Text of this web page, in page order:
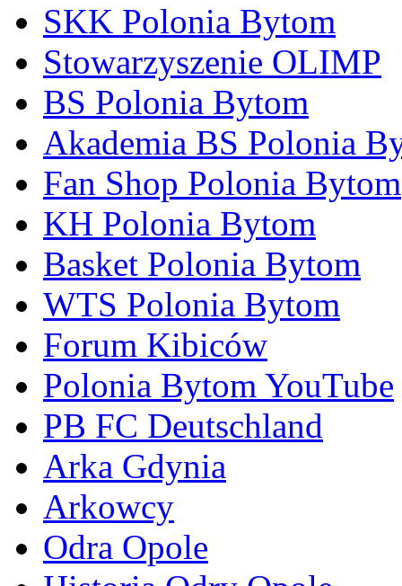
SKK Polonia Bytom
Stowarzyszenie OLIMP
BS Polonia Bytom
Akademia BS Polonia
Fan Shop Polonia Bytom
KH Polonia Bytom
Basket Polonia Bytom
WTS Polonia Bytom
Forum Kibiców
Polonia Bytom YouTube
PB FC Deutschland
Arka Gdynia
Arkowcy
Odra Opole